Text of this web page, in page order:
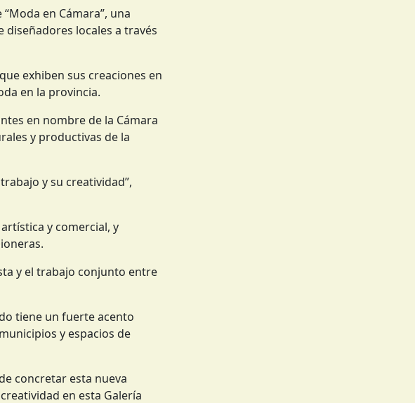
en Cámara”, una
locales a través
exhiben sus creaciones en
en la provincia.
en nombre de la Cámara
y productivas de la
y su creatividad”,
y comercial, y
y el trabajo conjunto entre
tiene un fuerte acento
y espacios de
concretar esta nueva
en esta Galería